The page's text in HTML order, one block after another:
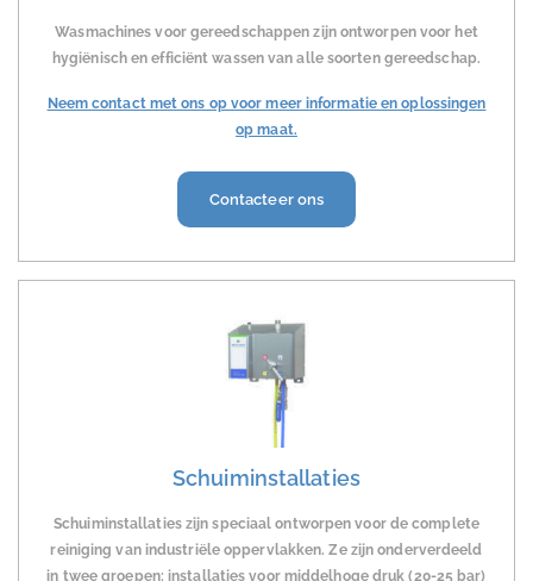
Wasmachines voor gereedschappen zijn ontworpen voor het
hygiënisch en efficiënt wassen van alle soorten gereedschap.
Neem contact met ons op voor meer informatie en oplossingen
op maat.
Contacteer ons
Schuiminstallaties
Schuiminstallaties zijn speciaal ontworpen voor de complete
reiniging van industriële oppervlakken. Ze zijn onderverdeeld
in twee groepen: installaties voor middelhoge druk (20-25 bar)